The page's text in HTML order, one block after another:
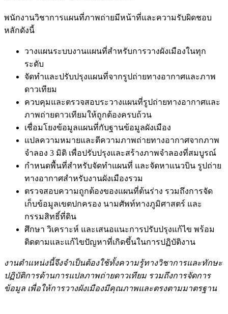
พนักงานวิชาการแผนที่ภาพถ่ายมีหน้าที่และความรับผิดชอบ
หลักดังนี้
วางแผนระบบงานแผนที่สำหรับการวางผังเมืองในทุก
ระดับ
จัดทำและปรับปรุงแผนที่จากรูปถ่ายทางอากาศและภาพ
ดาวเทียม
ควบคุมและตรวจสอบระวางแผนที่รูปถ่ายทางอากาศและ
ภาพถ่ายดาวเทียมให้ถูกต้องครบถ้วน
เชื่อมโยงข้อมูลแผนที่กับฐานข้อมูลผังเมือง
แปลความหมายและตีความภาพถ่ายทางอากาศจากภาพ
จำลอง 3 มิติ เพื่อปรับปรุงและสร้างภาพจำลองที่สมบูรณ์
กำหนดพื้นที่สำหรับจัดทำแผนที่ และจัดหาแนวบิน รูปถ่าย
ทางอากาศสำหรับงานผังเมืองรวม
ตรวจสอบความถูกต้องของแผนที่ต้นร่าง รวมถึงการจัด
เก็บข้อมูลเขตปกครอง นามศัพท์ทางภูมิศาสตร์ และ
กรรมสิทธิ์ที่ดิน
ศึกษา วิเคราะห์ และเสนอแนะการปรับปรุงแก้ไข พร้อม
ติดตามและแก้ไขปัญหาที่เกิดขึ้นในการปฏิบัติงาน
งานตำแหน่งนี้จึงจำเป็นต้องใช้ทั้งความรู้ทางวิชาการและทักษะ
ปฏิบัติการด้านการแปลภาพถ่ายดาวเทียม รวมถึงการจัดการ
ข้อมูล เพื่อให้การวางผังเมืองมีคุณภาพและตรงตามมาตรฐาน